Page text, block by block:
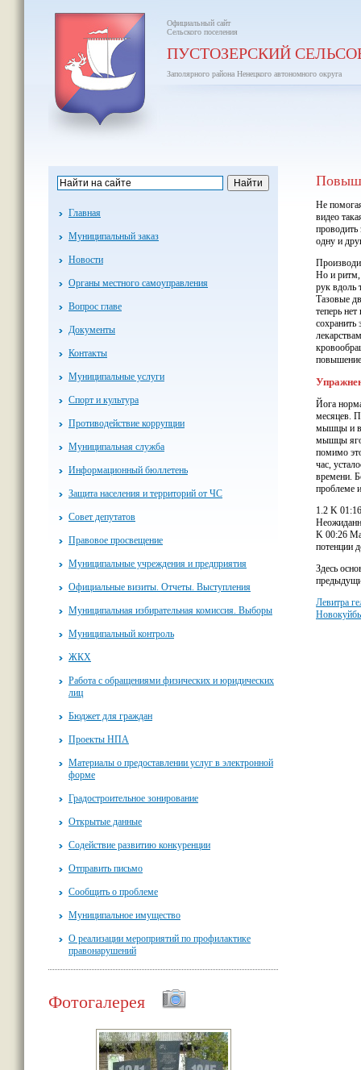
Официальный сайт
Сельского поселения
ПУСТОЗЕРСКИЙ
Заполярного района Ненецкого автономного округа
Главная
Муниципальный заказ
Новости
Органы местного самоуправления
Вопрос главе
Документы
Контакты
Муниципальные услуги
Спорт и культура
Противодействие коррупции
Муниципальная служба
Информационный бюллетень
Защита населения и территорий от ЧС
Совет депутатов
Правовое просвещение
Муниципальные учреждения и предприятия
Официальные визиты. Отчеты. Выступления
Муниципальная избирательная комиссия. Выборы
Муниципальный контроль
ЖКХ
Работа с обращениями физических и юридических
лиц
Бюджет для граждан
Проекты НПА
Материалы о предоставлении услуг в электронной
форме
Градостроительное зонирование
Открытые данные
Содействие развитию конкуренции
Отправить письмо
Сообщить о проблеме
Муниципальное имущество
О реализации мероприятий по профилактике
правонарушений
Фотогалерея
Не
видео
одну и
Но и ритм,
рук вдоль
Тазовые
теперь
Йога
месяцев.
мышцы и
мышцы
помимо
час,
времени.
проблеме
1.2 K
K 00:26
потенции
Здесь
Левитра